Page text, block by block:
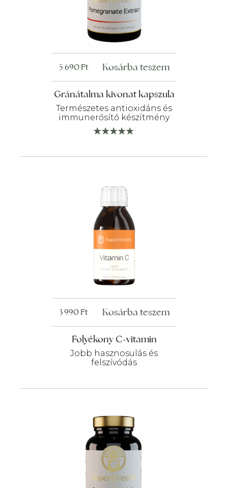
Gránátalma kivonat kapszula
Természetes antioxidáns és
immunerősítő készítmény
5 690Ft Kosárba teszem
Folyékony C-vitamin
Jobb hasznosulás és
felszívódás
3 990Ft Kosárba teszem